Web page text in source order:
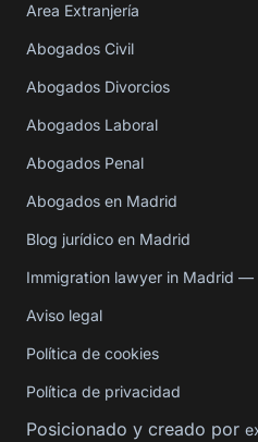
Area Extranjería
Abogados Civil
Abogados Divorcios
Abogados Laboral
Abogados Penal
Abogados en Madrid
Blog jurídico en Madrid
Immigration lawyer in Madrid —
Aviso legal
Política de cookies
Política de privacidad
Posicionado y creado por